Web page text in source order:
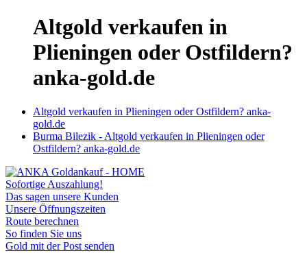
Altgold verkaufen in
Plieningen oder Ostfildern?
anka-gold.de
Altgold verkaufen in Plieningen oder Ostfildern? anka-
gold.de
Burma Bilezik - Altgold verkaufen in Plieningen oder
Ostfildern? anka-gold.de
Sofortige Auszahlung!
Das sagen unsere Kunden
Unsere Öffnungszeiten
Route berechnen
So finden Sie uns
Gold mit der Post senden